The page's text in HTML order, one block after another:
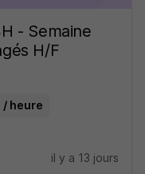
- Semaine
H/F
/ heure
il y a 13 jours